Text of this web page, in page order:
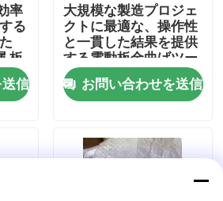
率
る
板
信
大規模な製造プロジェ
クトに最適な、操作性
と一貫した結果を提供
する電動板金曲げツー
ル
お問い合わせを送信